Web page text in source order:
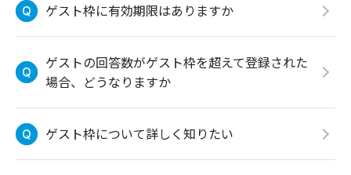
ゲスト枠に有効期限はありますか
ゲストの回答数がゲスト枠を超えて登録された
場合、どうなりますか
ゲスト枠について詳しく知りたい